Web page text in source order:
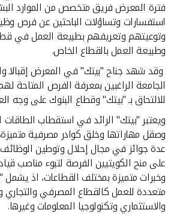
اتصل بنا
مواقع الفروع وأجهزة الصرف الآلي
ألمانيا
ماليزيا
تركيا
مصر
فترة المعرض فريق متخصص من الموارد
استفسارات وتساؤلات الباحثين عن فرص
وتوعيتهم وتعريفهم بطبيعة العمل في
وطبيعة العمل بالقطاع الخاص.
وقد شهد جناح "بيتك" في المعرض إقبالا
الجامعة الراغبين بمعرفة الفرص المتاحة
للالتحاق بـ "بيتك" وقطاع البنوك على وجه
ويعتبر "بيتك" الرائد في استقطاب الطاقات
وصقل مهاراتها وخلق كوادر مصرفية
عدة جوائز في مجال إحلال وتوطين
على منح الكويتيين الفرصة لتبوء مناصب
وخبرات متميزة بمختلف القطاعات، اذ يشمل
متعددة للعمل كالقطاع المصرفي والتجاري
والاستثماري وتكنولوجيا المعلومات وغيرها.